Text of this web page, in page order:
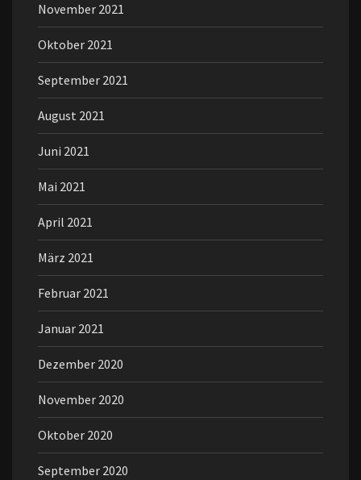
November 2021
Oktober 2021
September 2021
August 2021
Juni 2021
Mai 2021
April 2021
März 2021
Februar 2021
Januar 2021
Dezember 2020
November 2020
Oktober 2020
September 2020